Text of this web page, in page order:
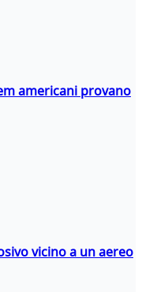
americani provano
vicino a un aereo